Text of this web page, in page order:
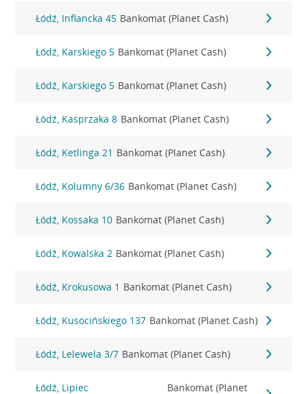
Łódź, Inflancka 45 Bankomat (Planet Cash)
Łódź, Karskiego 5 Bankomat (Planet Cash)
Łódź, Karskiego 5 Bankomat (Planet Cash)
Łódź, Kasprzaka 8 Bankomat (Planet Cash)
Łódź, Ketlinga 21 Bankomat (Planet Cash)
Łódź, Kolumny 6/36 Bankomat (Planet Cash)
Łódź, Kossaka 10 Bankomat (Planet Cash)
Łódź, Kowalska 2 Bankomat (Planet Cash)
Łódź, Krokusowa 1 Bankomat (Planet Cash)
Łódź, Kusocińskiego 137 Bankomat (Planet Cash)
Łódź, Lelewela 3/7 Bankomat (Planet Cash)
Łódź, Lipiec Bankomat (Planet